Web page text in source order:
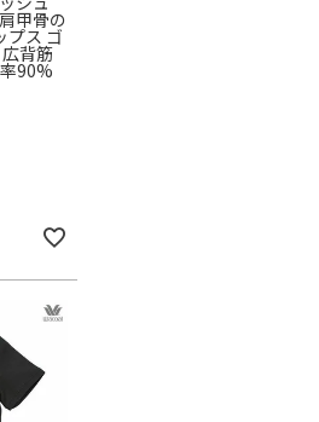
甲骨の
プス ゴ
背筋
90%